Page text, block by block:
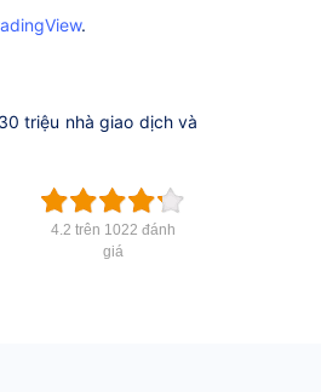
.
triệu nhà giao dịch và
4.2 trên 1022 đánh
giá